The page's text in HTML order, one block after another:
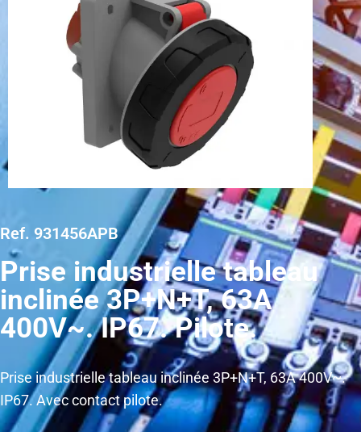
Ref. 931456APB
Prise industrielle tableau
inclinée 3P+N+T, 63A
400V~. IP67. Pilote.
Prise industrielle tableau inclinée 3P+N+T, 63A 400V~.
IP67. Avec contact pilote.